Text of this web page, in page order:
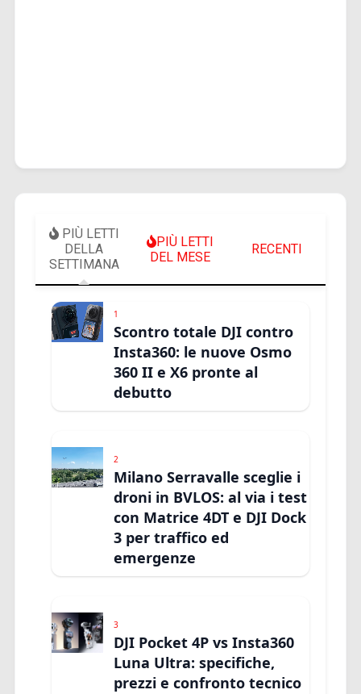
PIÙ LETTI
DELLA
SETTIMANA
PIÙ LETTI
DEL MESE
RECENTI
1
Scontro totale DJI contro
Insta360: le nuove Osmo
360 II e X6 pronte al
debutto
2
Milano Serravalle sceglie i
droni in BVLOS: al via i test
con Matrice 4DT e DJI Dock
3 per traffico ed
emergenze
3
DJI Pocket 4P vs Insta360
Luna Ultra: specifiche,
prezzi e confronto tecnico